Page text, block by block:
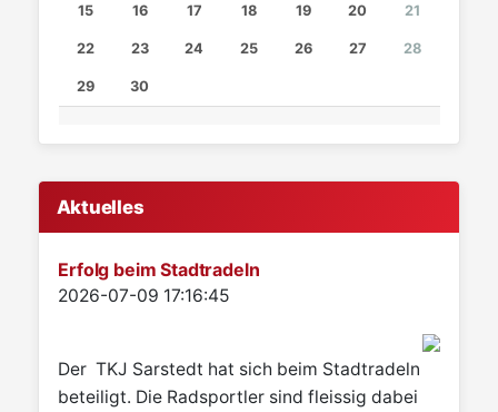
15 16 17 18 19 20 21
22 23 24 25 26 27 28
29 30
Aktuelles
Erfolg beim Stadtradeln
Details
2026-07-09 17:16:45
Der TKJ Sarstedt hat sich beim Stadtradeln
beteiligt. Die Radsportler sind fleissig dabei